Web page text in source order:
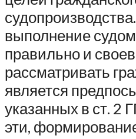
выполнение
правильно и
рассматривать
является
указанных в ст. 2
эти,